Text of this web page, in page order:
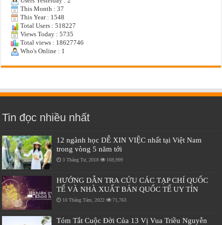
This Month : 37
This Year : 1548
Total Users : 518227
Views Today : 5735
Total views : 18627746
Who's Online : 1
Tin đọc nhiều nhất
12 ngành học DỄ XIN VIỆC nhất tại Việt Nam
trong vòng 5 năm tới
3 Tháng Tư, 2018 169,999
HƯỚNG DẪN TRA CỨU CÁC TẠP CHÍ QUỐC
TẾ VÀ NHÀ XUẤT BẢN QUỐC TẾ UY TÍN
10 Tháng Tám, 2022 71,763
Tóm Tắt Cuộc Đời Của 13 Vị Vua Triều Nguyễn